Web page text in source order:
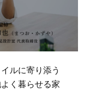
ルに寄り添う
く暮らせる家